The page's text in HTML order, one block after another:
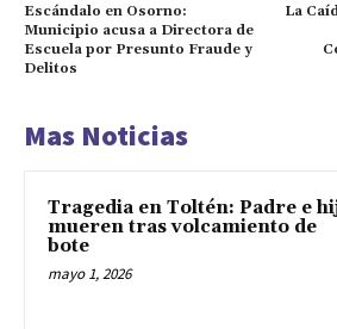
Escándalo en Osorno:
Municipio acusa a Directora de
Escuela por Presunto Fraude y
Delitos
La
Mas Noticias
Tragedia en Toltén: Padre e
mueren tras volcamiento de
bote
mayo 1, 2026